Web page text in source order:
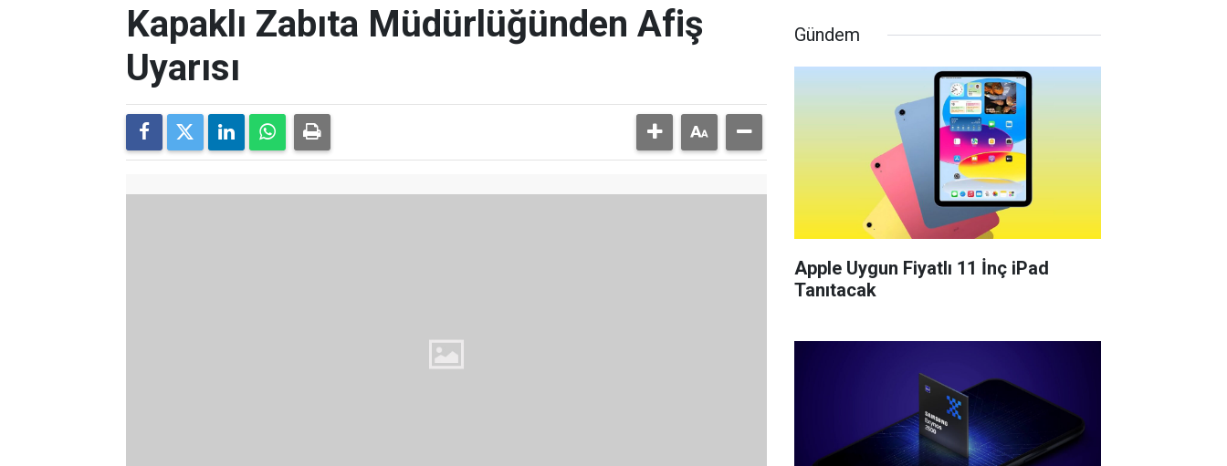
Kapaklı Zabıta Müdürlüğünden Afiş
Uyarısı
Gündem
Apple Uygun Fiyatlı 11 İnç iPad
Tanıtacak